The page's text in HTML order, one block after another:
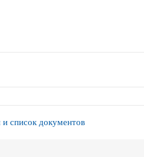
список документов